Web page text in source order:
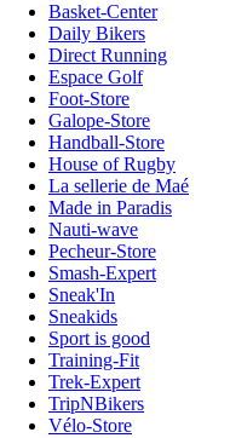
Basket-Center
Daily Bikers
Direct Running
Espace Golf
Foot-Store
Galope-Store
Handball-Store
House of Rugby
La sellerie de Maé
Made in Paradis
Nauti-wave
Pecheur-Store
Smash-Expert
Sneak'In
Sneakids
Sport is good
Training-Fit
Trek-Expert
TripNBikers
Vélo-Store